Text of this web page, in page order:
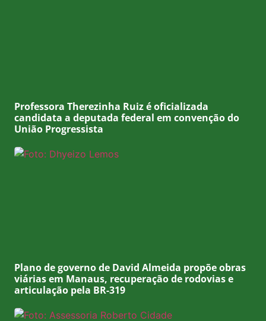
Professora Therezinha Ruiz é oficializada
candidata a deputada federal em convenção do
União Progressista
Plano de governo de David Almeida propõe obras
viárias em Manaus, recuperação de rodovias e
articulação pela BR-319